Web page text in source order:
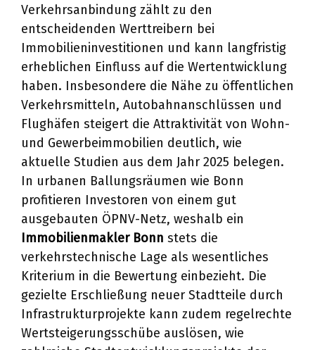
Verkehrsanbindung zählt zu den
entscheidenden Werttreibern bei
Immobilieninvestitionen und kann langfristig
erheblichen Einfluss auf die Wertentwicklung
haben. Insbesondere die Nähe zu öffentlichen
Verkehrsmitteln, Autobahnanschlüssen und
Flughäfen steigert die Attraktivität von Wohn-
und Gewerbeimmobilien deutlich, wie
aktuelle Studien aus dem Jahr 2025 belegen.
In urbanen Ballungsräumen wie Bonn
profitieren Investoren von einem gut
ausgebauten ÖPNV-Netz, weshalb ein
Immobilienmakler Bonn stets die
verkehrstechnische Lage als wesentliches
Kriterium in die Bewertung einbezieht. Die
gezielte Erschließung neuer Stadtteile durch
Infrastrukturprojekte kann zudem regelrechte
Wertsteigerungsschübe auslösen, wie